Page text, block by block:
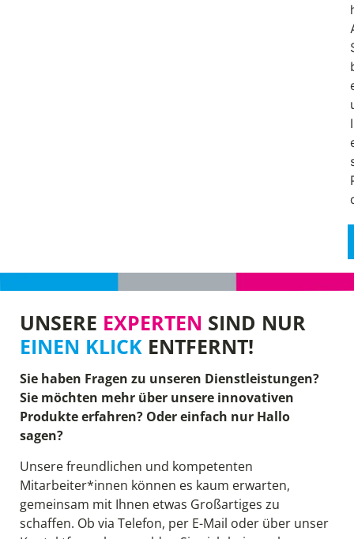
UNSERE EXPERTEN SIND NUR
EINEN KLICK ENTFERNT!
Sie haben Fragen zu unseren Dienstleistungen?
Sie möchten mehr über unsere innovativen
Produkte erfahren? Oder einfach nur Hallo
sagen?
Unsere freundlichen und kompetenten
Mitarbeiter*innen können es kaum erwarten,
gemeinsam mit Ihnen etwas Großartiges zu
schaffen. Ob via Telefon, per E-Mail oder über unser